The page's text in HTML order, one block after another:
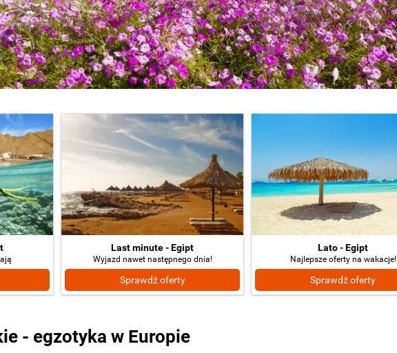
Last minute - Egipt
Wyjazd nawet następnego dnia!
Sprawdź oferty
Lato - Egipt
Najlepsze oferty na wakacje!
Sprawdź oferty
- egzotyka w Europie